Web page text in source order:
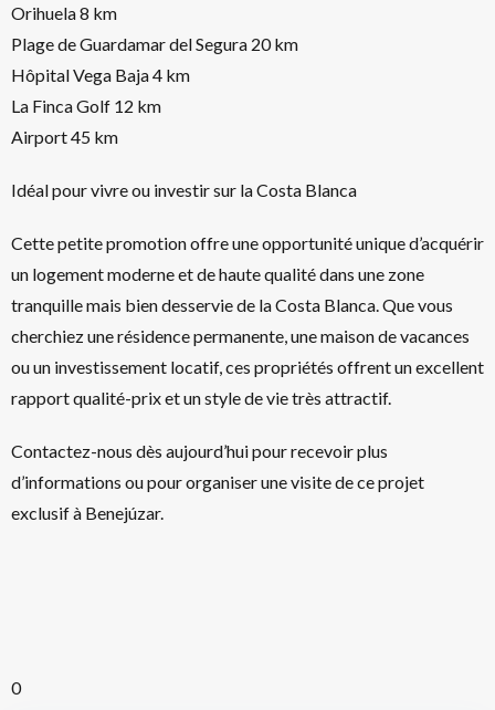
Orihuela 8 km
Plage de Guardamar del Segura 20 km
Hôpital Vega Baja 4 km
La Finca Golf 12 km
Airport 45 km
Idéal pour vivre ou investir sur la Costa Blanca
Cette petite promotion offre une opportunité unique d’acquérir
un logement moderne et de haute qualité dans une zone
tranquille mais bien desservie de la Costa Blanca. Que vous
cherchiez une résidence permanente, une maison de vacances
ou un investissement locatif, ces propriétés offrent un excellent
rapport qualité-prix et un style de vie très attractif.
Contactez-nous dès aujourd’hui pour recevoir plus
d’informations ou pour organiser une visite de ce projet
exclusif à Benejúzar.
0